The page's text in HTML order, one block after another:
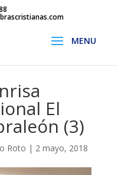
El
(3)
Roto | 2 mayo, 2018